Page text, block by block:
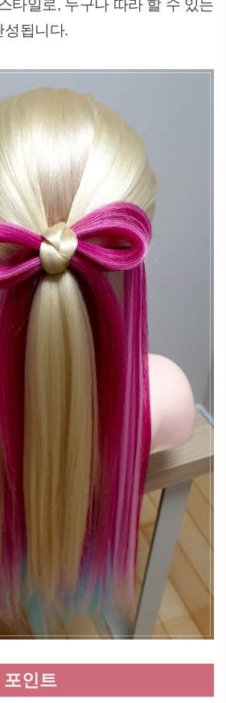
타일로, 누구나 따라 할 수 있는
성됩니다.
포인트